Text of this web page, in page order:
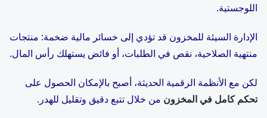
اللوجستية.
الإدارة السيئة للمخزون قد تؤدي إلى خسائر مالية ضخمة: منتجات
منتهية الصلاحية، نقص في الطلبات، أو فائض يستهلك رأس المال.
لكن مع الأنظمة الرقمية الحديثة، أصبح بالإمكان الحصول على
تحكم كامل في المخزون من خلال تتبع دقيق وتقليل للهدر.